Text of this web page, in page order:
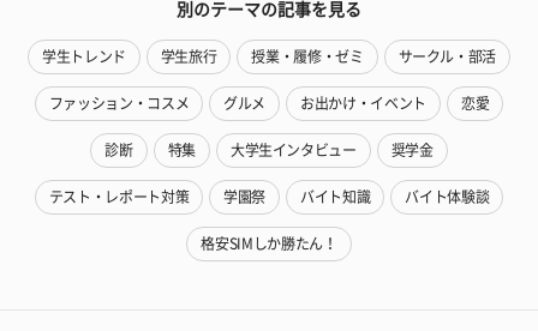
別のテーマの記事を見る
学生トレンド 学生旅行 授業・履修・ゼミ サークル・部活
ファッション・コスメ グルメ お出かけ・イベント 恋愛
診断 特集 大学生インタビュー 奨学金
テスト・レポート対策 学園祭 バイト知識 バイト体験談
格安SIMしか勝たん！